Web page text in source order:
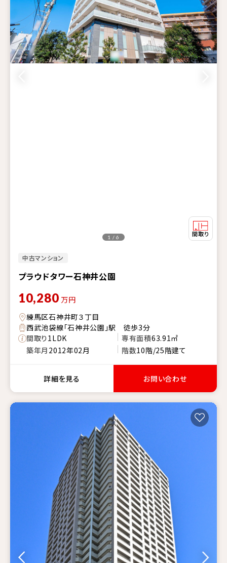
中古マンション
プラウドタワー石神井公園
1 / 6
10,280 万円
練馬区石神井町３丁目
西武池袋線「石神井公園」駅 徒歩3分
間取り1LDK 専有面積63.91㎡
築年月 2012年02月 階数10階/25階建て
詳細を見る お問い合わせ